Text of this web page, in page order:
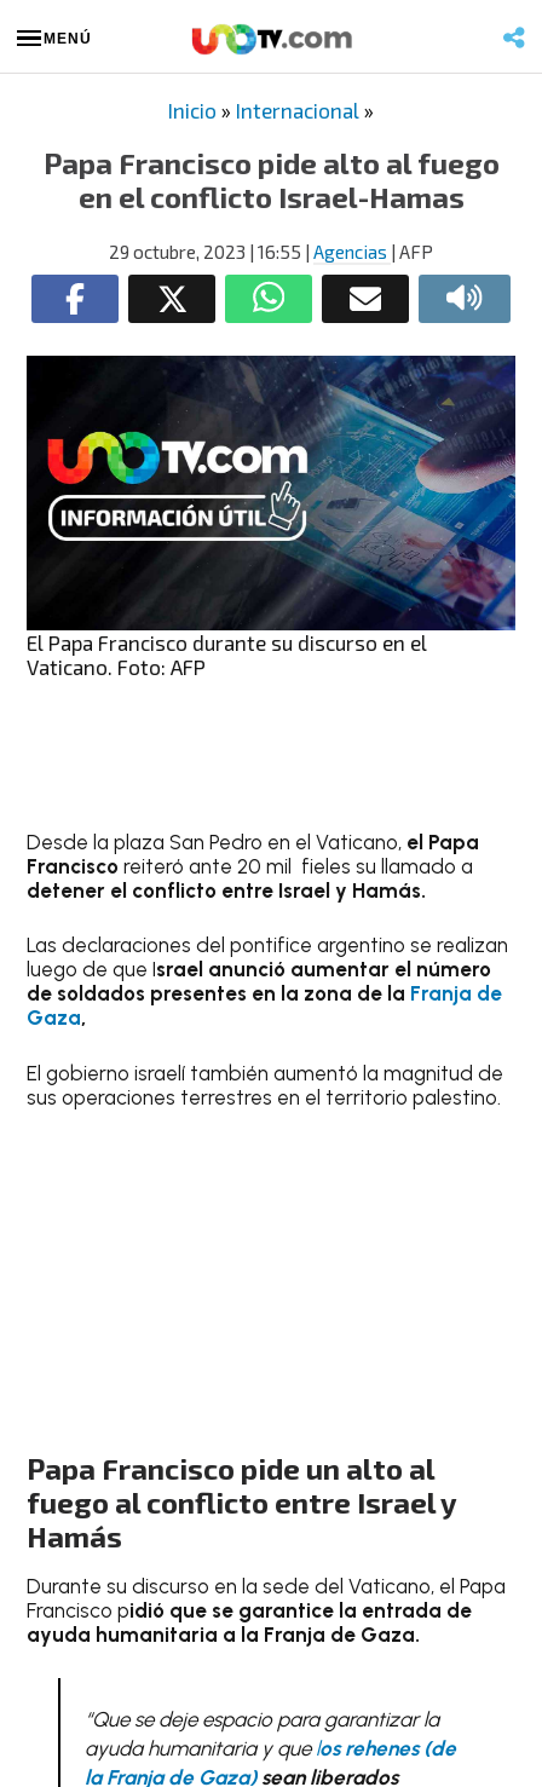
MENÚ
Inicio » Internacional »
Papa Francisco pide alto al fuego
en el conflicto Israel-Hamas
29 octubre, 2023 | 16:55 | Agencias | AFP
El Papa Francisco durante su discurso en el
Vaticano. Foto: AFP
Desde la plaza San Pedro en el Vaticano, el Papa
Francisco reiteró ante 20 mil fieles su llamado a
detener el conflicto entre Israel y Hamás.
Las declaraciones del pontifice argentino se realizan
luego de que Israel anunció aumentar el número
de soldados presentes en la zona de la Franja de
Gaza,
El gobierno israelí también aumentó la magnitud de
sus operaciones terrestres en el territorio palestino.
Papa Francisco pide un alto al
fuego al conflicto entre Israel y
Hamás
Durante su discurso en la sede del Vaticano, el Papa
Francisco pidió que se garantice la entrada de
ayuda humanitaria a la Franja de Gaza.
“Que se deje espacio para garantizar la
ayuda humanitaria y quelos rehenes (de
la Franja de Gaza) sean liberados